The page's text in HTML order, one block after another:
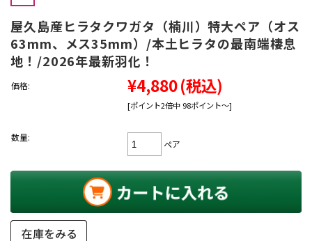
屋久島産ヒラタクワガタ（楠川）特大ペア（オス
63mm、メス35mm）/本土ヒラタの最南端棲息
地！/2026年最新羽化！
価格: ¥4,880(税込)
[ポイント2倍中 98ポイント～]
数量:
ペア